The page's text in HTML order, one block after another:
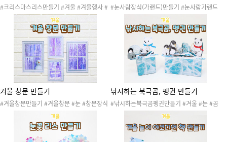
#크리스마스리스만들기 #겨울 #겨울행사 #
겨울놀이 #겨울활동 #겨울환경 #성탄절 #크
리스마스행사 #크리스마스활동 #크리스마스
도안 #크리스마스꾸미기 #크리스마스만들기
#산타잔치 #산타파티 #산타행사 #크리스마
스장식 #크리스마스리스
#눈사람장식(가랜드)만들기 #눈사람가랜드
#겨울 #겨울행사 #겨울놀이 #겨울활동 #겨
울환경 #겨울환경판 #겨울게시판 #겨울꾸미
기 #겨울도안 #미술활동 #겨울만들기
겨울 창문 만들기
#겨울창문만들기 #겨울창문 #눈 #창문장식
도안 #계절창문만들기 #겨울환경판 #겨울게
시판 #겨울꾸미기 #겨울도안 #겨울활동 #겨
울놀이 #미술활동 #겨울만들기 #눈사람 #고
낚시하는 북극곰, 펭귄 만들기
#낚시하는북극곰펭귄만들기 #겨울 #눈 #곰
#북극곰 #펭귄 #동물 #빙하 #얼음 #북극 #
남극 #극지방 #겨울만들기 #겨울환경 #겨울
놀이 #겨울활동 #겨울축제 #낚시놀이 #낚싯